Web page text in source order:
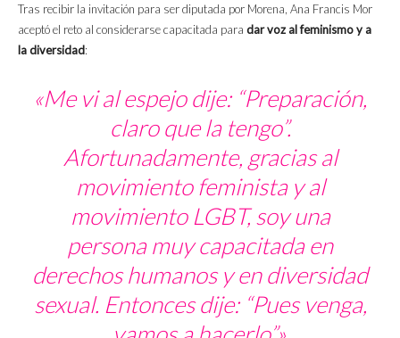
Tras recibir la invitación para ser diputada por Morena, Ana Francis Mor
aceptó el reto al considerarse capacitada para dar voz al feminismo y a
la diversidad:
«Me vi al espejo dije: “Preparación,
claro que la tengo”.
Afortunadamente, gracias al
movimiento feminista y al
movimiento LGBT, soy una
persona muy capacitada en
derechos humanos y en diversidad
sexual. Entonces dije: “Pues venga,